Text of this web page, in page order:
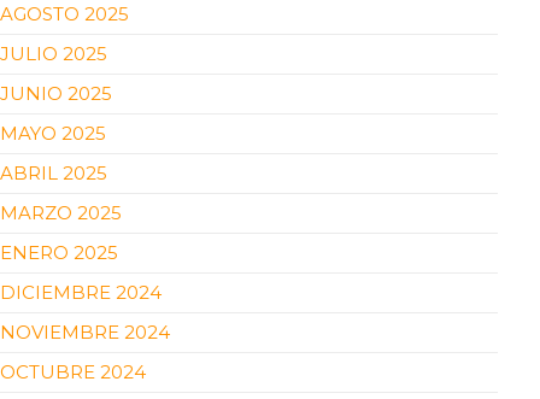
AGOSTO 2025
JULIO 2025
JUNIO 2025
MAYO 2025
ABRIL 2025
MARZO 2025
ENERO 2025
DICIEMBRE 2024
NOVIEMBRE 2024
OCTUBRE 2024